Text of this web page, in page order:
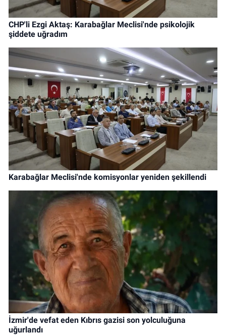
CHP'li Ezgi Aktaş: Karabağlar Meclisi'nde psikolojik
şiddete uğradım
Karabağlar Meclisi'nde komisyonlar yeniden şekillendi
İzmir'de vefat eden Kıbrıs gazisi son yolculuğuna
uğurlandı